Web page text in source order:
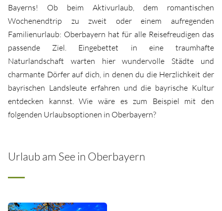
Bayerns! Ob beim Aktivurlaub, dem romantischen
Wochenendtrip zu zweit oder einem aufregenden
Familienurlaub: Oberbayern hat für alle Reisefreudigen das
passende Ziel. Eingebettet in eine traumhafte
Naturlandschaft warten hier wundervolle Städte und
charmante Dörfer auf dich, in denen du die Herzlichkeit der
bayrischen Landsleute erfahren und die bayrische Kultur
entdecken kannst. Wie wäre es zum Beispiel mit den
folgenden Urlaubsoptionen in Oberbayern?
Urlaub am See in Oberbayern